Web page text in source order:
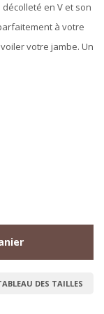
en V et son
à votre
votre jambe. Un
DES TAILLES